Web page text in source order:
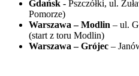
Gdańsk - Pszczółki, ul.
Pomorze)
Warszawa – Modlin – ul.
(start z toru Modlin)
Warszawa – Grójec –